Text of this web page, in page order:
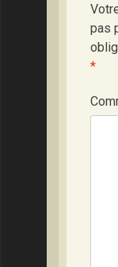
pas
*